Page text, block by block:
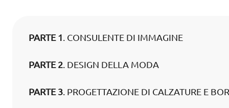
PARTE 1. CONSULENTE DI IMMAGINE
PARTE 2. DESIGN DELLA MODA
PARTE 3. PROGETTAZIONE DI CALZATURE E